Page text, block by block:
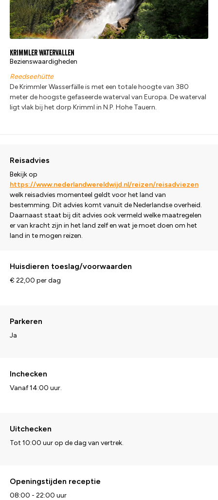
Krimmler Watervallen
Bezienswaardigheden
Reedseehütte
De Krimmler Wasserfälle is met een totale hoogte van 380
meter de hoogste gefaseerde waterval van Europa. De waterval
ligt vlak bij het dorp Krimml in N.P. Hohe Tauern.
Reisadvies
Bekijk op
https://www.nederlandwereldwijd.nl/reizen/reisadviezen
welk reisadvies momenteel geldt voor het land van
bestemming. Dit advies komt vanuit de Nederlandse overheid.
Daarnaast staat bij dit advies ook vermeld welke maatregelen
er van kracht zijn in het land zelf en wat je moet doen om het
land in te mogen reizen.
Huisdieren toeslag/voorwaarden
€ 22,00 per dag
Parkeren
Ja
Inchecken
Vanaf 14:00 uur.
Uitchecken
Tot 10:00 uur op de dag van vertrek.
Openingstijden receptie
08:00 - 22:00 uur